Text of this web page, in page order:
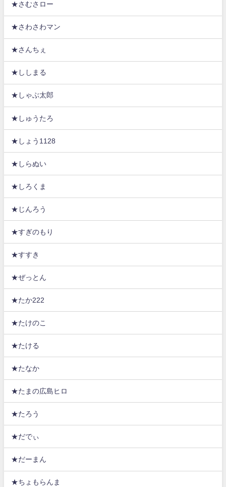
★さむさロー
★さわさわマン
★さんちぇ
★ししまる
★しゃぶ太郎
★しゅうたろ
★しょう1128
★しらぬい
★しろくま
★じんろう
★すぎのもり
★すすき
★ぜっとん
★たか222
★たけのこ
★たける
★たなか
★たまの広島ヒロ
★たろう
★だでぃ
★だーまん
★ちょもらんま